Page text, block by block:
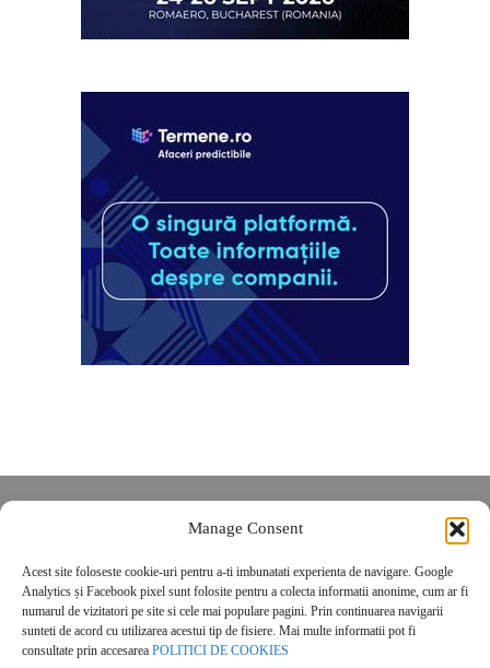
Manage Consent
Acest site foloseste cookie-uri pentru a-ti imbunatati experienta de navigare. Google
Analytics și Facebook pixel sunt folosite pentru a colecta informatii anonime, cum ar fi
numarul de vizitatori pe site si cele mai populare pagini. Prin continuarea navigarii
sunteti de acord cu utilizarea acestui tip de fisiere. Mai multe informatii pot fi
consultate prin accesarea POLITICI DE COOKIES
POLITICĂ DE CONFIDENȚIALITATE
Politica de cookies